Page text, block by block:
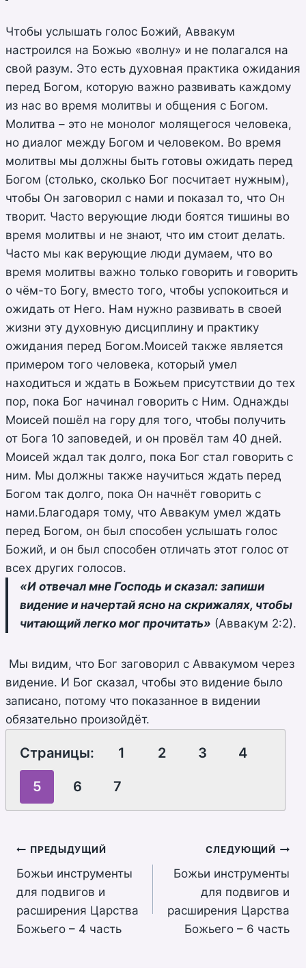
Чтобы услышать голос Божий, Аввакум
настроился на Божью «волну» и не полагался на
свой разум. Это есть духовная практика ожидания
перед Богом, которую важно развивать каждому
из нас во время молитвы и общения с Богом.
Молитва – это не монолог молящегося человека,
но диалог между Богом и человеком. Во время
молитвы мы должны быть готовы ожидать перед
Богом (столько, сколько Бог посчитает нужным),
чтобы Он заговорил с нами и показал то, что Он
творит. Часто верующие люди боятся тишины во
время молитвы и не знают, что им стоит делать.
Часто мы как верующие люди думаем, что во
время молитвы важно только говорить и говорить
о чём-то Богу, вместо того, чтобы успокоиться и
ожидать от Него. Нам нужно развивать в своей
жизни эту духовную дисциплину и практику
ожидания перед Богом.Моисей также является
примером того человека, который умел
находиться и ждать в Божьем присутствии до тех
пор, пока Бог начинал говорить с Ним. Однажды
Моисей пошёл на гору для того, чтобы получить
от Бога 10 заповедей, и он провёл там 40 дней.
Моисей ждал так долго, пока Бог стал говорить с
ним. Мы должны также научиться ждать перед
Богом так долго, пока Он начнёт говорить с
нами.Благодаря тому, что Аввакум умел ждать
перед Богом, он был способен услышать голос
Божий, и он был способен отличать этот голос от
всех других голосов.
«И отвечал мне Господь и сказал: запиши
видение и начертай ясно на скрижалях, чтобы
читающий легко мог прочитать» (Аввакум 2:2).
Мы видим, что Бог заговорил с Аввакумом через
видение. И Бог сказал, чтобы это видение было
записано, потому что показанное в видении
обязательно произойдёт.
Страницы: 1 2 3 4
5 6 7
Навигация
по
записям
ПРЕДЫДУЩИЙ
Божьи инструменты
для подвигов и
расширения Царства
Божьего – 4 часть
СЛЕДУЮЩИЙ
Божьи инструменты
для подвигов и
расширения Царства
Божьего – 6 часть